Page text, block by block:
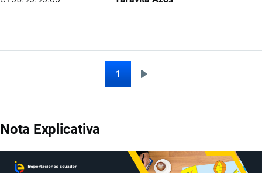
1
Nota Explicativa